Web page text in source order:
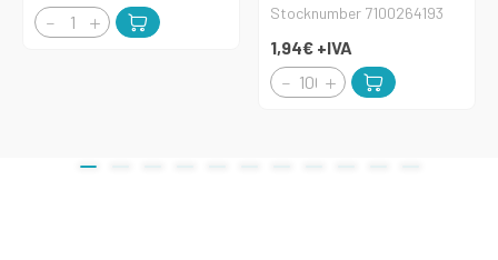
Stocknumber 7100264193
1,94€ +IVA